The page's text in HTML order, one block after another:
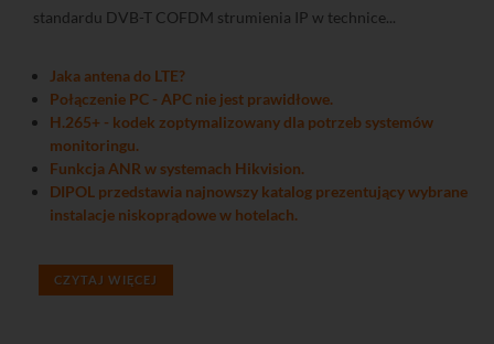
standardu DVB-T COFDM strumienia IP w technice...
Jaka antena do LTE?
Połączenie PC - APC nie jest prawidłowe.
H.265+ - kodek zoptymalizowany dla potrzeb systemów
monitoringu.
Funkcja ANR w systemach Hikvision.
DIPOL przedstawia najnowszy katalog prezentujący wybrane
instalacje niskoprądowe w hotelach.
CZYTAJ WIĘCEJ